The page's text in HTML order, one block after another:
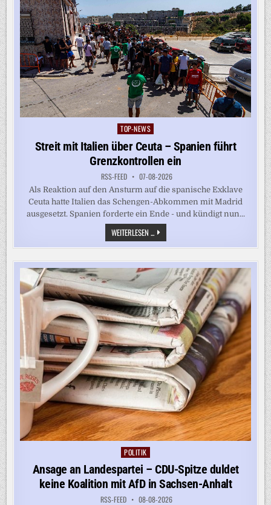
Posted
in
TOP-NEWS
Streit mit Italien über Ceuta – Spanien führt
Grenzkontrollen ein
RSS-FEED 07-08-2026
Als Reaktion auf den Ansturm auf die spanische Exklave
Ceuta hatte Italien das Schengen-Abkommen mit Madrid
ausgesetzt. Spanien forderte ein Ende - und kündigt nun...
WEITERLESEN ... STREIT
MIT
ITALIEN
CEUTA
–
SPANIEN
FÜHRT
GRENZKONTROLLEN
EIN
Posted
POLITIK
Ansage an Landespartei – CDU-Spitze duldet
keine Koalition mit AfD in Sachsen-Anhalt
RSS-FEED 08-08-2026